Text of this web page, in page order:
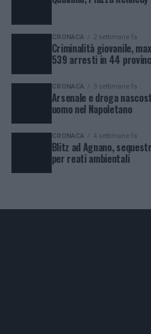
CRONACA 2 settimane fa
Criminalità giovanile,
539 arresti in 44
CRONACA 3 settimane fa
Arsenale e droga
uomo nel Napoletano
CRONACA 4 settimane fa
Blitz ad Agnano,
per reati ambientali